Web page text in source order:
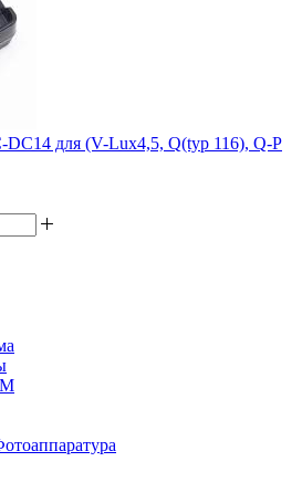
DC14 для (V-Lux4,5, Q(typ 116), Q-P
М